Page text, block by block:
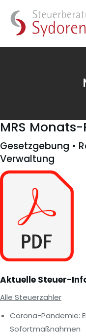
MRS
Gesetzgebung •
Verwaltung
Aktuelle Steuer-
Alle Steuerzahler
Corona-Pandemie:
Sofortmaßnahmen